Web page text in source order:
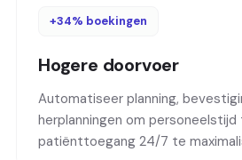
+34% boekingen
Hogere doorvoer
Automatiseer planning,
herplanningen om
patiënttoegang 24/7 te